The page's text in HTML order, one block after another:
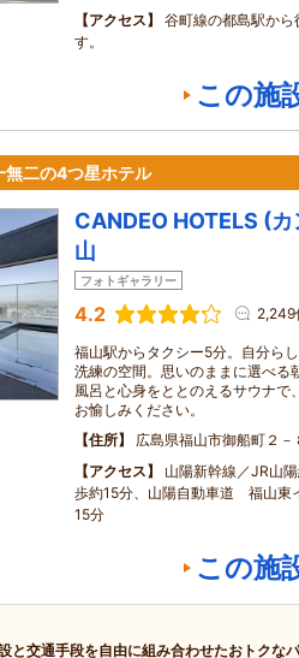
アクセス
谷町線の都島駅か
す。
この施
無二の4つ星ホテル
CANDEO HOTELS (
山
フォトギャラリー
4.2 2,249
福山駅からタクシー5分。自分ら
洗練の空間。思いのままに選べる
風呂と心身をととのえるサウナで
お愉しみください。
住所
広島県福山市御船町２－
アクセス
山陽新幹線／JR山
歩約15分、山陽自動車道 福山東
15分
この施
と交通手段を自由に組み合わせたおトクな